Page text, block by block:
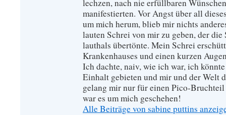
lechzen, nach nie erfüllbaren
manifestierten. Vor Angst über all
um mich herum, blieb mir nichts
lauten Schrei von mir zu geben, der die
lauthals übertönte. Mein Schrei
Krankenhauses und einen kurzen
Ich dachte, naiv, wie ich war, ich
Einhalt gebieten und mir und der Welt
gelang mir nur für einen Pico-
war es um mich geschehen!
Alle Beiträge von sabine puttins